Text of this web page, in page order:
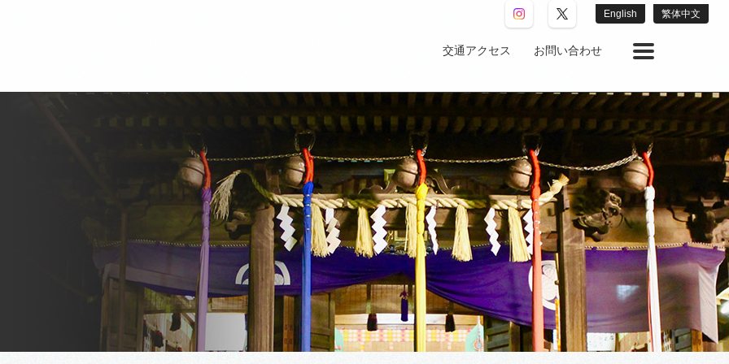
交通アクセス お問い合わせ
English 繁体中文